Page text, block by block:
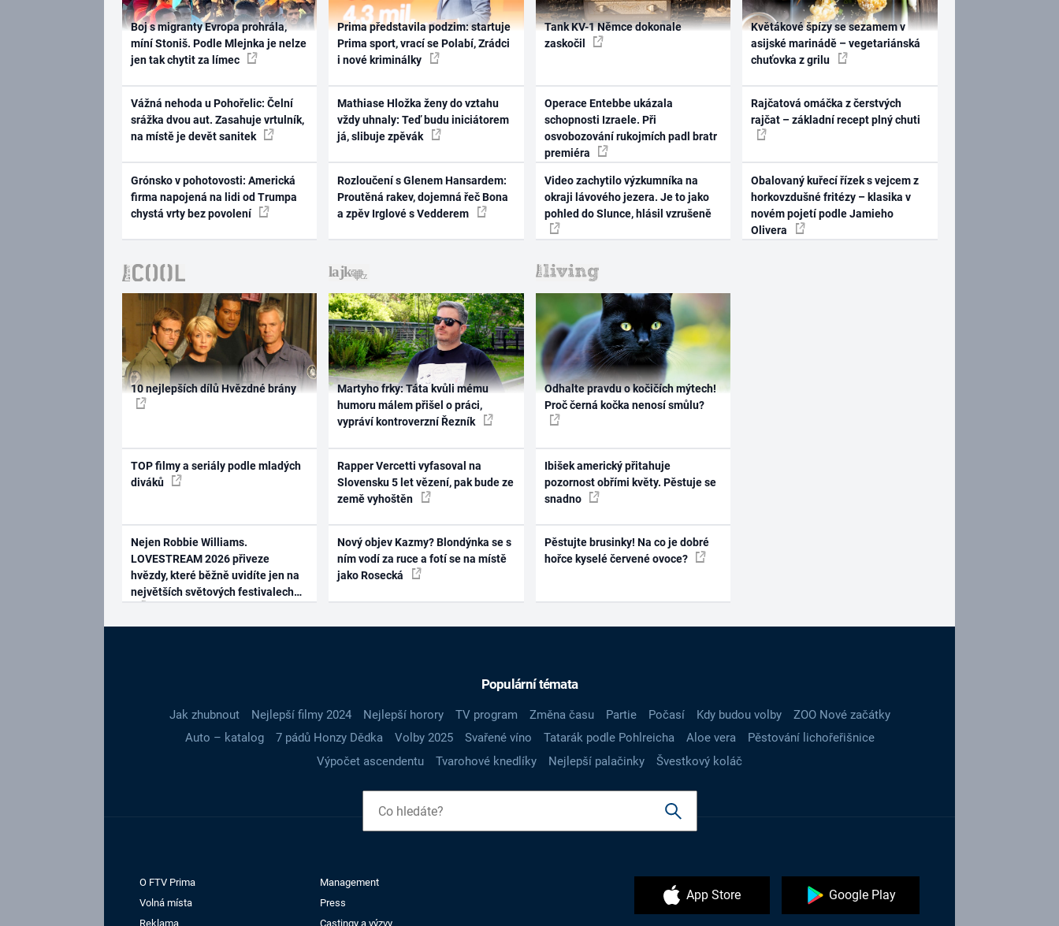
Boj s migranty Evropa prohrála,
míní Stoniš. Podle Mlejnka je nelze
jen tak chytit za límec
Vážná nehoda u Pohořelic: Čelní
srážka dvou aut. Zasahuje vrtulník,
na místě je devět sanitek
Grónsko v pohotovosti: Americká
firma napojená na lidi od Trumpa
chystá vrty bez povolení
Prima představila podzim: startuje
Prima sport, vrací se Polabí, Zrádci
i nové kriminálky
Mathiase Hložka ženy do vztahu
vždy uhnaly: Teď budu iniciátorem
já, slibuje zpěvák
Rozloučení s Glenem Hansardem:
Proutěná rakev, dojemná řeč Bona
a zpěv Irglové s Vedderem
Tank KV-1 Němce dokonale
zaskočil
Operace Entebbe ukázala
schopnosti Izraele. Při
osvobozování rukojmích padl bratr
premiéra
Video zachytilo výzkumníka na
okraji lávového jezera. Je to jako
pohled do Slunce, hlásil vzrušeně
Květákové špízy se sezamem v
asijské marinádě – vegetariánská
chuťovka z grilu
Rajčatová omáčka z čerstvých
rajčat – základní recept plný chuti
Obalovaný kuřecí řízek s vejcem z
horkovzdušné fritézy – klasika v
novém pojetí podle Jamieho
Olivera
10 nejlepších dílů Hvězdné brány
TOP filmy a seriály podle mladých
diváků
Nejen Robbie Williams.
LOVESTREAM 2026 přiveze
hvězdy, které běžně uvidíte jen na
největších světových festivalech
Martyho frky: Táta kvůli mému
humoru málem přišel o práci,
vypráví kontroverzní Řezník
Rapper Vercetti vyfasoval na
Slovensku 5 let vězení, pak bude ze
země vyhoštěn
Nový objev Kazmy? Blondýnka se s
ním vodí za ruce a fotí se na místě
jako Rosecká
Odhalte pravdu o kočičích mýtech!
Proč černá kočka nenosí smůlu?
Ibišek americký přitahuje
pozornost obřími květy. Pěstuje se
snadno
Pěstujte brusinky! Na co je dobré
hořce kyselé červené ovoce?
Populární témata
Jak zhubnout Nejlepší filmy 2024 Nejlepší horory TV program Změna času Partie Počasí Kdy budou volby
ZOO Nové začátky
Auto – katalog
7 pádů Honzy Dědka Volby 2025 Svařené víno Tatarák podle Pohlreicha Aloe vera
Pěstování lichořeřišnice
Výpočet ascendentu
Tvarohové knedlíky Nejlepší palačinky Švestkový koláč
O FTV Prima
Management
Volná místa
Press
Reklama
Castingy a výzvy
App Store Google Play